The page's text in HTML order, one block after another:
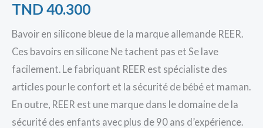
TND 40.300
Bavoir en silicone bleue de la marque allemande REER.
Ces bavoirs en silicone Ne tachent pas et Se lave
facilement. Le fabriquant REER est spécialiste des
articles pour le confort et la sécurité de bébé et maman.
En outre, REER est une marque dans le domaine de la
sécurité des enfants avec plus de 90 ans d’expérience.